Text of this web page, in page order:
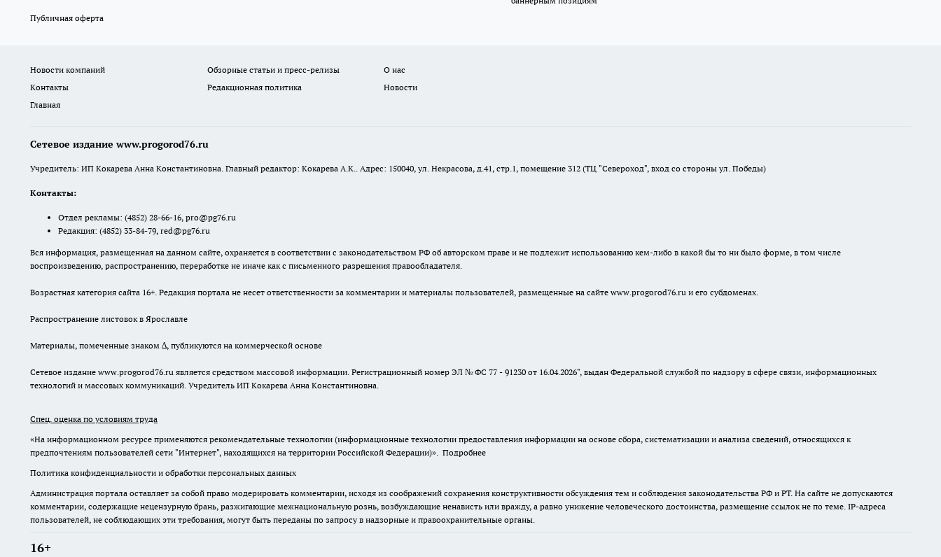
Публичная оферта
Новости компаний Обзорные статьи и пресс-релизы
О нас
Контакты
Редакционная политика
Новости
Главная
Сетевое издание www.progorod76.ru
Учредитель: ИП Кокарева Анна Константиновна. Главный редактор: Кокарева А.К.. Адрес: 150040, ул. Некрасова, д.41, стр.1, помещение 312 (ТЦ "Североход", вход со стороны ул. Победы)
Контакты:
Отдел рекламы: (4852) 28-66-16, pro@pg76.ru
Редакция: (4852) 33-84-79, red@pg76.ru
Вся информация, размещенная на данном сайте, охраняется в соответствии с законодательством РФ об авторском праве и не подлежит использованию кем-либо в какой бы то ни было форме, в том числе
воспроизведению, распространению, переработке не иначе как с письменного разрешения правообладателя.
Возрастная категория сайта 16+. Редакция портала не несет ответственности за комментарии и материалы пользователей, размещенные на сайте www.progorod76.ru и его субдоменах.
Распространение листовок в Ярославле
Материалы, помеченные знаком ∆, публикуются на коммерческой основе
Сетевое издание www.progorod76.ru является средством массовой информации. Регистрационный номер ЭЛ № ФС 77 - 91230 от 16.04.2026", выдан Федеральной службой по надзору в сфере связи, информационных
технологий и массовых коммуникаций. Учредитель ИП Кокарева Анна Константиновна.
Спец. оценка по условиям труда
«На информационном ресурсе применяются рекомендательные технологии (информационные технологии предоставления информации на основе сбора, систематизации и анализа сведений, относящихся к
предпочтениям пользователей сети "Интернет", находящихся на территории Российской Федерации)». Подробнее
Политика конфиденциальности и обработки персональных данных
Администрация портала оставляет за собой право модерировать комментарии, исходя из соображений сохранения конструктивности обсуждения тем и соблюдения законодательства РФ и РТ. На сайте не допускаются
комментарии, содержащие нецензурную брань, разжигающие межнациональную рознь, возбуждающие ненависть или вражду, а равно унижение человеческого достоинства, размещение ссылок не по теме. IP-адреса
пользователей, не соблюдающих эти требования, могут быть переданы по запросу в надзорные и правоохранительные органы.
16+